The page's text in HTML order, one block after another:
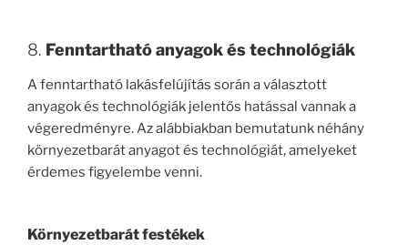
8. Fenntartható anyagok és technológiák
A fenntartható lakásfelújítás során a választott
anyagok és technológiák jelentős hatással vannak a
végeredményre. Az alábbiakban bemutatunk néhány
környezetbarát anyagot és technológiát, amelyeket
érdemes figyelembe venni.
Környezetbarát festékek